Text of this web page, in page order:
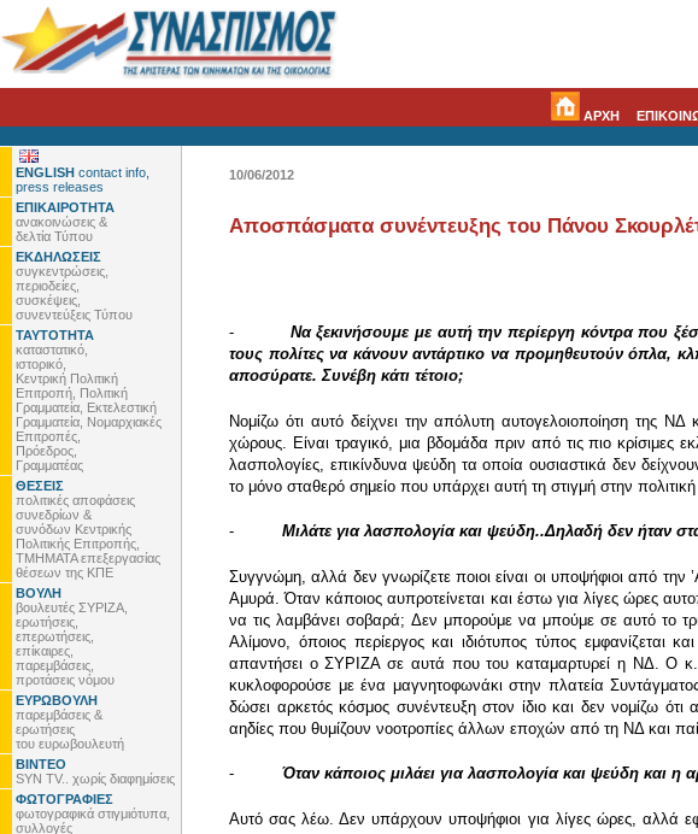
ΑΡΧΗ
ENGLISH contact info,
press releases
ΕΠΙΚΑΙΡΟΤΗΤΑ
ανακοινώσεις &
δελτία Τύπου
ΕΚΔΗΛΩΣΕΙΣ
συγκεντρώσεις,
περιοδείες,
συσκέψεις,
συνεντεύξεις Τύπου
ΤΑΥΤΟΤΗΤΑ
καταστατικό,
ιστορικό,
Κεντρική Πολιτική
Επιτροπή, Πολιτική
Γραμματεία, Εκτελεστική
Γραμματεία, Νομαρχιακές
Επιτροπές,
Πρόεδρος,
Γραμματέας
ΘΕΣΕΙΣ
πολιτικές αποφάσεις
συνεδρίων &
συνόδων Κεντρικής
Πολιτικής Επιτροπής,
ΤΜΗΜΑΤΑ επεξεργασίας
θέσεων της ΚΠΕ
ΒΟΥΛΗ
βουλευτές ΣΥΡΙΖΑ,
ερωτήσεις,
επερωτήσεις,
επίκαιρες,
παρεμβάσεις,
προτάσεις νόμου
ΕΥΡΩΒΟΥΛΗ
παρεμβάσεις &
ερωτήσεις
του ευρωβουλευτή
ΒΙΝΤΕΟ
SYN TV.. χωρίς διαφημίσεις
ΦΩΤΟΓΡΑΦΙΕΣ
φωτογραφικά στιγμιότυπα,
συλλογές
10/06/2012
Αποσπάσματα συνέντευξης του Πάνου
- Να ξεκινήσουμε με αυτή την περίεργη κόντρα που
τους πολίτες να κάνουν αντάρτικο να προμηθευτούν όπλα,
αποσύρατε. Συνέβη κάτι τέτοιο;
Νομίζω ότι αυτό δείχνει την απόλυτη αυτογελοιοποίηση της
χώρους. Είναι τραγικό, μια βδομάδα πριν από τις πιο κρίσιμες
λασπολογίες, επικίνδυνα ψεύδη τα οποία ουσιαστικά δεν
το μόνο σταθερό σημείο που υπάρχει αυτή τη στιγμή στην
- Μιλάτε για λασπολογία και ψεύδη..Δηλαδή δεν ήταν
Συγγνώμη, αλλά δεν γνωρίζετε ποιοι είναι οι υποψήφιοι από
Αμυρά. Όταν κάποιος αυπροτείνεται και έστω για λίγες ώρες
να τις λαμβάνει σοβαρά; Δεν μπορούμε να μπούμε σε αυτό το
Αλίμονο, όποιος περίεργος και ιδιότυπος τύπος εμφανίζεται
απαντήσει ο ΣΥΡΙΖΑ σε αυτά που του καταμαρτυρεί η ΝΔ. Ο κ.
κυκλοφορούσε με ένα μαγνητοφωνάκι στην πλατεία
δώσει αρκετός κόσμος συνέντευξη στον ίδιο και δεν νομίζω
αηδίες που θυμίζουν νοοτροπίες άλλων εποχών από τη ΝΔ και
- Όταν κάποιος μιλάει για λασπολογία και ψεύδη και η
Αυτό σας λέω. Δεν υπάρχουν υποψήφιοι για λίγες ώρες, αλλά